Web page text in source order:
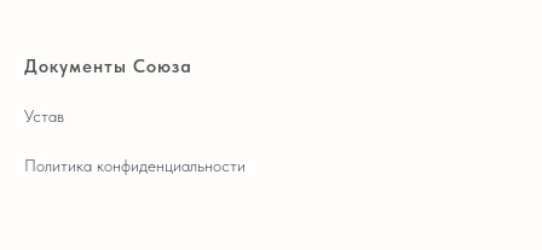
Документы Союза
Устав
Политика конфиденциальности